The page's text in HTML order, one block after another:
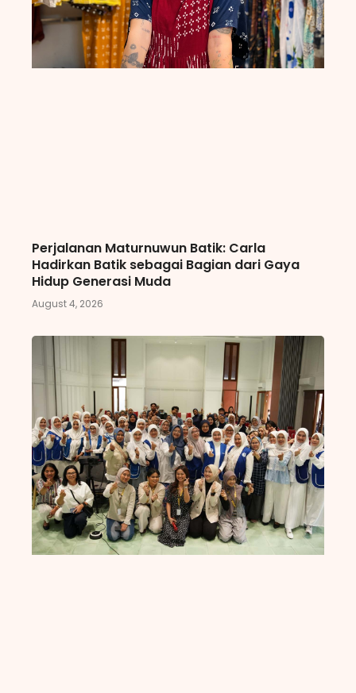
Perjalanan Maturnuwun Batik: Carla
Hadirkan Batik sebagai Bagian dari Gaya
Hidup Generasi Muda
August 4, 2026